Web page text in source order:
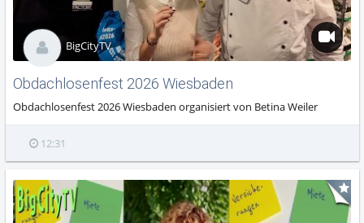
Obdachlosenfest 2026 Wiesbaden
Obdachlosenfest 2026 Wiesbaden organisiert von Betina Weiler
BigCityTV
12:31